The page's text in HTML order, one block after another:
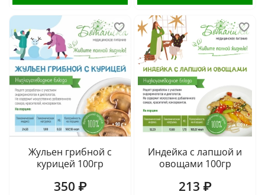
Жульен грибной с
курицей 100гр
350 ₽
Индейка с лапшой и
овощами 100гр
213 ₽